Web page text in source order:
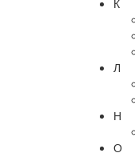
К
Л
Н
О